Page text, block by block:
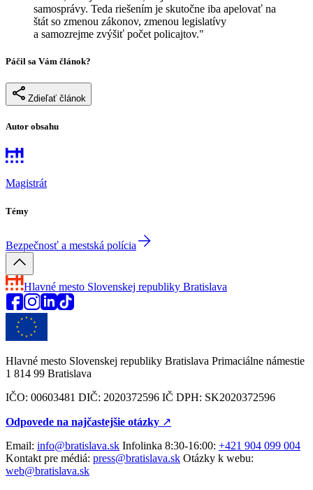
samosprávy. Teda riešením je skutočne iba apelovať na
štát so zmenou zákonov, zmenou legislatívy
a samozrejme zvýšiť počet policajtov."
Páčil sa Vám článok?
Zdieľať článok
Autor obsahu
Magistrát
Témy
Bezpečnosť a mestská polícia
Hlavné mesto Slovenskej republiky Bratislava
Hlavné mesto Slovenskej republiky Bratislava Primaciálne námestie
1 814 99 Bratislava
IČO: 00603481 DIČ: 2020372596 IČ DPH: SK2020372596
Odpovede na najčastejšie otázky ↗︎
Email: info@bratislava.sk Infolinka 8:30-16:00: +421 904 099 004
Kontakt pre médiá: press@bratislava.sk Otázky k webu:
web@bratislava.sk